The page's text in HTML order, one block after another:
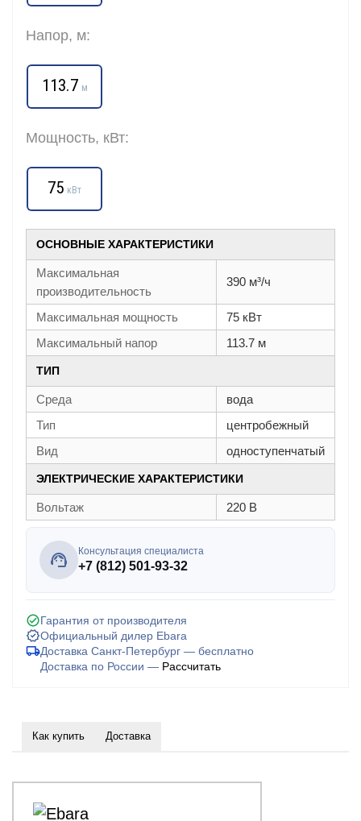
Напор, м:
113.7 м
Мощность, кВт:
75 кВт
ОСНОВНЫЕ ХАРАКТЕРИСТИКИ
Максимальная
производительность
390 м³/ч
Максимальная мощность
75 кВт
Максимальный напор
113.7 м
ТИП
Среда
вода
Тип
центробежный
Вид
одноступенчатый
ЭЛЕКТРИЧЕСКИЕ ХАРАКТЕРИСТИКИ
Вольтаж 220 В
Консультация специалиста
+7 (812) 501-93-32
Гарантия от производителя
Официальный дилер Ebara
Доставка Санкт-Петербург — бесплатно
Доставка по России — Рассчитать
Как купить Доставка